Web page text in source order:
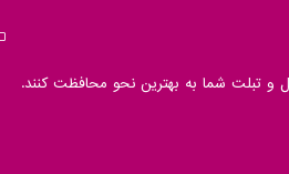
و تبلت شما به بهترین نحو محافظت کنند.